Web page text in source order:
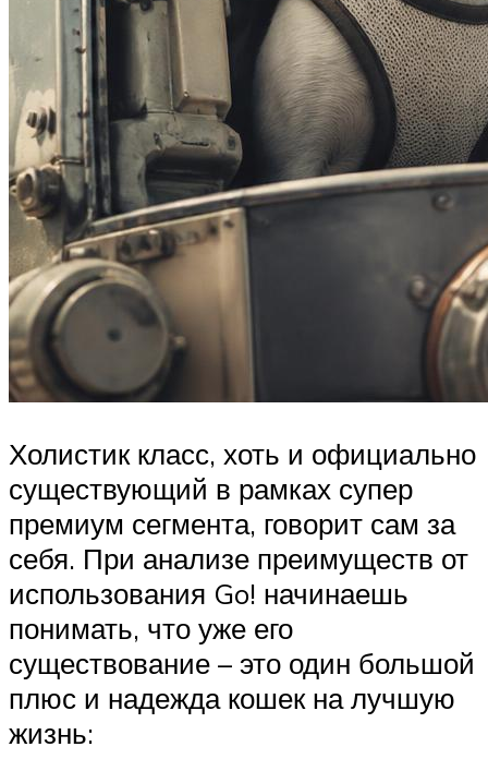
Холистик класс, хоть и официально
существующий в рамках супер
премиум сегмента, говорит сам за
себя. При анализе преимуществ от
использования Go! начинаешь
понимать, что уже его
существование – это один большой
плюс и надежда кошек на лучшую
жизнь: